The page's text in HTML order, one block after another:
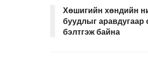
Хөшигийн хөндийн
буудлыг аравдугаар
бэлтгэж байна